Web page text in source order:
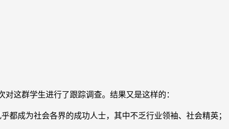
这群学生进行了跟踪调查。结果又是这样的：
成为社会各界的成功人士，其中不乏行业领袖、社会精英；